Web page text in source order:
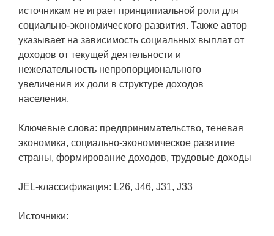
источникам не играет принципиальной роли для
социально-экономического развития. Также автор
указывает на зависимость социальных выплат от
доходов от текущей деятельности и
нежелательность непропорционального
увеличения их доли в структуре доходов
населения.
Ключевые слова: предпринимательство, теневая
экономика, социально-экономическое развитие
страны, формирование доходов, трудовые доходы
JEL-классификация: L26, J46, J31, J33
Источники: